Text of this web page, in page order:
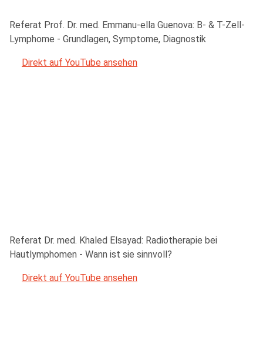
Referat Prof. Dr. med. Emmanu-ella Guenova: B- & T-Zell-
Lymphome - Grundlagen, Symptome, Diagnostik
Direkt auf YouTube ansehen
Referat Dr. med. Khaled Elsayad: Radiotherapie bei
Hautlymphomen - Wann ist sie sinnvoll?
Direkt auf YouTube ansehen